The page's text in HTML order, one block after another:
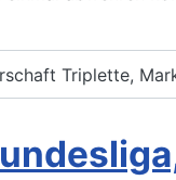
Triplette,